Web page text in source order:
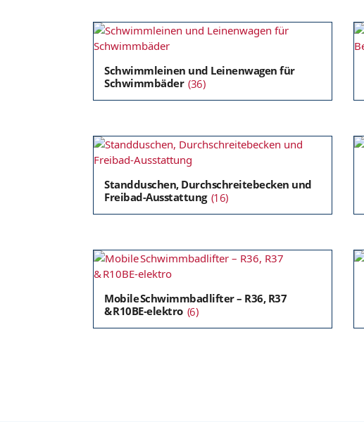
Schwimmleinen und Leinenwagen für
Schwimmbäder (36)
Standduschen, Durchschreitebecken und
Freibad-Ausstattung (16)
Mobile Schwimmbadlifter – R36, R37
& R10BE‑elektro (6)